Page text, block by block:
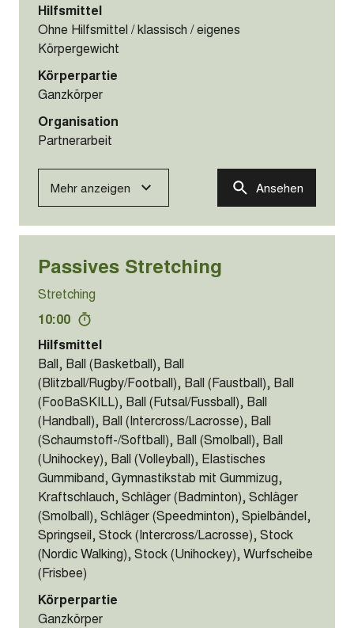
Hilfsmittel
Ohne Hilfsmittel / klassisch / eigenes
Körpergewicht
Körperpartie
Ganzkörper
Organisation
Partnerarbeit
Mehr anzeigen Ansehen
Passives Stretching
Stretching
10:00
Hilfsmittel
Ball, Ball (Basketball), Ball
(Blitzball/Rugby/Football), Ball (Faustball), Ball
(FooBaSKILL), Ball (Futsal/Fussball), Ball
(Handball), Ball (Intercross/Lacrosse), Ball
(Schaumstoff-/Softball), Ball (Smolball), Ball
(Unihockey), Ball (Volleyball), Elastisches
Gummiband, Gymnastikstab mit Gummizug,
Kraftschlauch, Schläger (Badminton), Schläger
(Smolball), Schläger (Speedminton), Spielbändel,
Springseil, Stock (Intercross/Lacrosse), Stock
(Nordic Walking), Stock (Unihockey), Wurfscheibe
(Frisbee)
Körperpartie
Ganzkörper